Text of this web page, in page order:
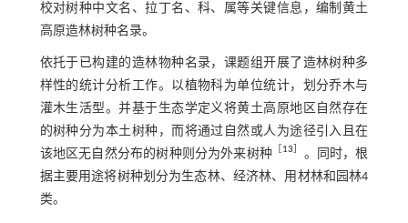
校对树种中文名、拉丁名、科、属等关键信息，编制黄土
高原造林树种名录。
依托于已构建的造林物种名录，课题组开展了造林树种多
样性的统计分析工作。以植物科为单位统计，划分乔木与
灌木生活型。并基于生态学定义将黄土高原地区自然存在
的树种分为本土树种，而将通过自然或人为途径引入且在
该地区无自然分布的树种则分为外来树种 ［13］ 。同时，根
据主要用途将树种划分为生态林、经济林、用材林和园林4
类。